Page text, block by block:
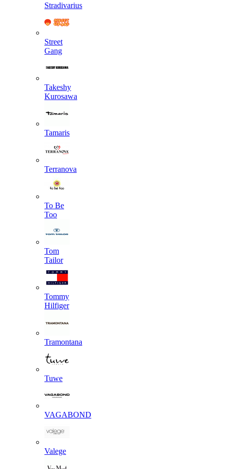
Stradivarius
Street
Gang
Takeshy
Kurosawa
Tamaris
Terranova
To Be
Too
Tom
Tailor
Tommy
Hilfiger
Tramontana
Tuwe
VAGABOND
Valege